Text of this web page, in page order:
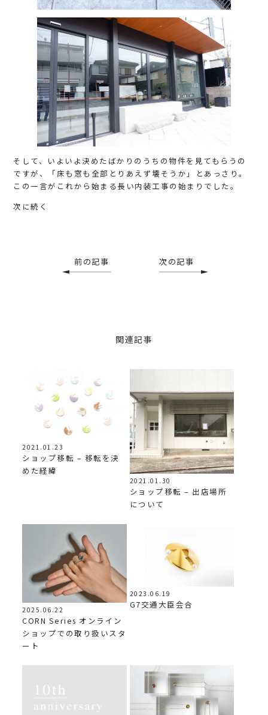
関連記事
2021.01.23
ショップ移転 – 移転を決
めた経緯
2021.01.30
ショップ移転 – 出店場所
について
2025.06.22
CORN Series オンライン
ショップでの取り扱いスタ
ート
2023.06.19
G7交通大臣会合
そして、いよいよ決めたばかりのうちの物件を見てもらうの
ですが、「床も窓も全部とりあえず壊そうか」とあっさり。
この一言がこれから始まる長い内装工事の始まりでした。
次に続く
前の記事 次の記事